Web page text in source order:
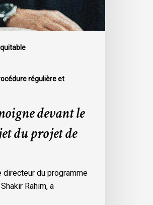
régulière et
devant le
du projet de
directeur du programme
Rahim, a